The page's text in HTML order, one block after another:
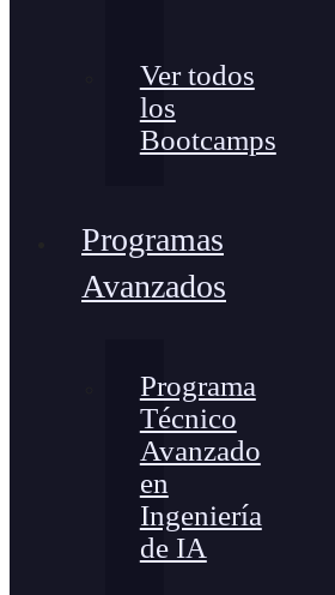
Ver todos
los
Bootcamps
Programas
Avanzados
Programa
Técnico
Avanzado
en
Ingeniería
de IA